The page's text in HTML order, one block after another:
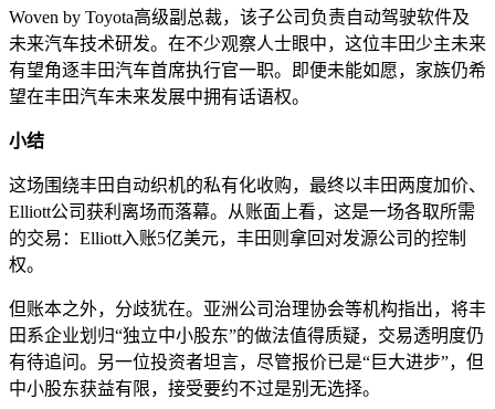
Woven by Toyota高级副总裁，该子公司负责自动驾驶软件及
未来汽车技术研发。在不少观察人士眼中，这位丰田少主未来
有望角逐丰田汽车首席执行官一职。即便未能如愿，家族仍希
望在丰田汽车未来发展中拥有话语权。
小结
这场围绕丰田自动织机的私有化收购，最终以丰田两度加价、
Elliott公司获利离场而落幕。从账面上看，这是一场各取所需
的交易：Elliott入账5亿美元，丰田则拿回对发源公司的控制
权。
但账本之外，分歧犹在。亚洲公司治理协会等机构指出，将丰
田系企业划归“独立中小股东”的做法值得质疑，交易透明度仍
有待追问。另一位投资者坦言，尽管报价已是“巨大进步”，但
中小股东获益有限，接受要约不过是别无选择。